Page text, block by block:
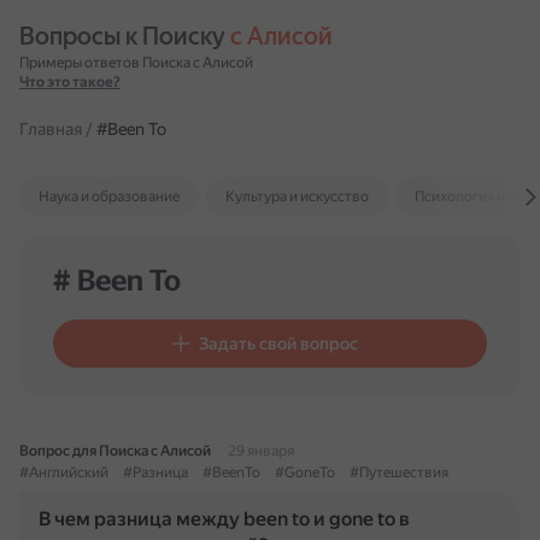
Вопросы к Поиску с Алисой
Примеры ответов Поиска с Алисой
Что это такое?
Главная / #Been To
Наука и образование Культура и искусство Психология и
# Been To
Задать свой вопрос
Вопрос для Поиска с Алисой
29 января
#Английский
#Разница #BeenTo #GoneTo #Путешествия
В чем разница между been to и gone to в